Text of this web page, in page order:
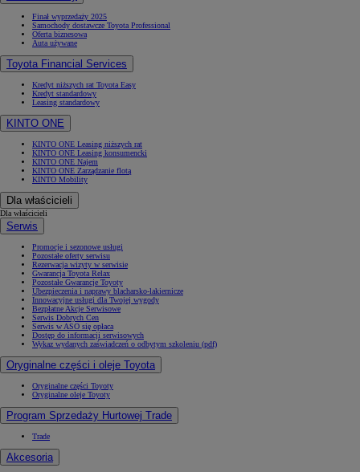
Finał wyprzedaży 2025
Samochody dostawcze Toyota Professional
Oferta biznesowa
Auta używane
Toyota Financial Services
Kredyt niższych rat Toyota Easy
Kredyt standardowy
Leasing standardowy
KINTO ONE
KINTO ONE Leasing niższych rat
KINTO ONE Leasing konsumencki
KINTO ONE Najem
KINTO ONE Zarządzanie flotą
KINTO Mobility
Dla właścicieli
Dla właścicieli
Serwis
Promocje i sezonowe usługi
Pozostałe oferty serwisu
Rezerwacja wizyty w serwisie
Gwarancja Toyota Relax
Pozostałe Gwarancje Toyoty
Ubezpieczenia i naprawy blacharsko-lakiernicze
Innowacyjne usługi dla Twojej wygody
Bezpłatne Akcje Serwisowe
Serwis Dobrych Cen
Serwis w ASO się opłaca
Dostęp do informacji serwisowych
Wykaz wydanych zaświadczeń o odbytym szkoleniu (pdf)
Oryginalne części i oleje Toyota
Oryginalne części Toyoty
Oryginalne oleje Toyoty
Program Sprzedaży Hurtowej Trade
Trade
Akcesoria